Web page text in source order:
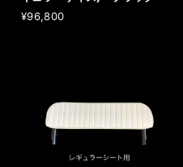
¥96,800